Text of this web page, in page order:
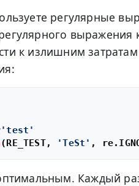
регулярные
к излишним
(RE_TEST, 'TeSt'
Каждый